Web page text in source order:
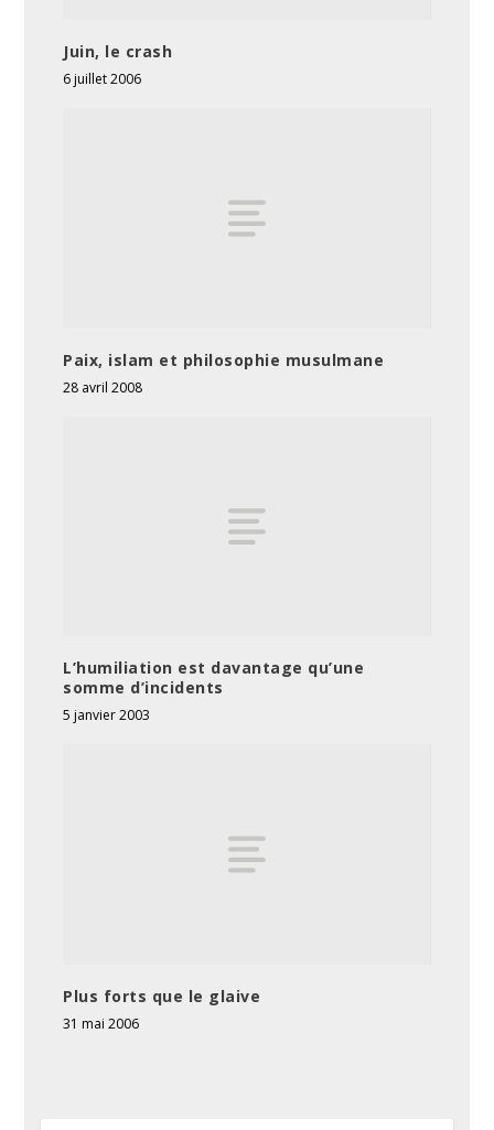
Juin, le crash
6 juillet 2006
Paix, islam et philosophie musulmane
28 avril 2008
L’humiliation est davantage qu’une
somme d’incidents
5 janvier 2003
Plus forts que le glaive
31 mai 2006